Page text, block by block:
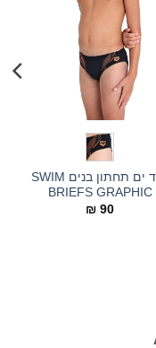
בגד ים תחתון בנים SWIM
BRIEFS GRAPHIC
₪ 90